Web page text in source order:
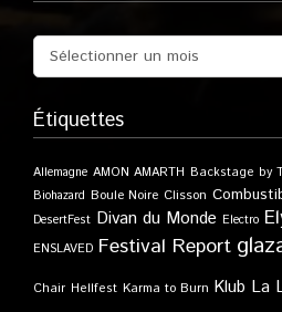
Étiquettes
Allemagne AMON AMARTH Backstage by
Biohazard Boule Noire Clisson
DesertFest Divan du Monde Electro
ENSLAVED Festival Report
Chair Hellfest Karma to Burn Klub La